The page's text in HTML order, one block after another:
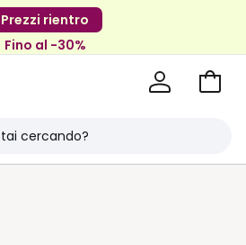
Prezzi rientro
Fino al -30%
Vai